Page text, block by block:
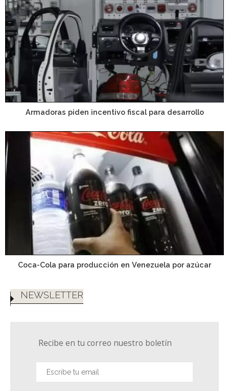
Armadoras piden incentivo fiscal para desarrollo
Coca-Cola para producción en Venezuela por azúcar
NEWSLETTER
Recibe en tu correo nuestro boletín